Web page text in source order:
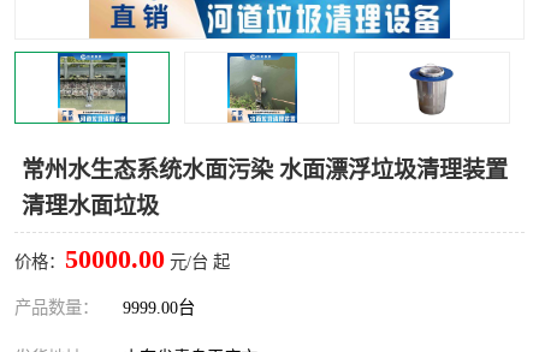
常州水生态系统水面污染 水面漂浮垃圾清理装置
清理水面垃圾
价格： 50000.00 元/台 起
产品数量： 9999.00台
水面垃圾清理装置 浅层砂过滤装置
一体化泵闸 柔性截污
真空冲洗设备
水平自清洗格栅